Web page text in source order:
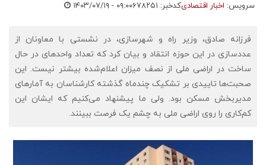
سرویس: اخبار اقتصادیکدخبر: ۶۷۸۲۵۱ ۱۴۰۳/۰۷/۱۹ - ۰۹:۰۰
فرزانه صادق، وزیر راه و شهرسازی، در نشستی با معاونان از
عددسازی در این حوزه انتقاد و بیان کرد که تعداد واحدهای در حال
ساخت در اراضی ملی از نصف میزان اعلام‌شده بیشتر نیست. این
صحبت‌‌‌ها تاییدی بر تشکیک چندماه گذشته کارشناسان به آمارهای
مدیربخش مسکن بود. ولی ما پیشنهاد می‌‌‌کنیم که ایشان این
کم‌‌‌کاری را روی اراضی ملی به چشم یک فرصت ببینند.